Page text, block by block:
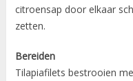
citroensap door elkaar
zetten.
Bereiden
Tilapiafilets bestrooien